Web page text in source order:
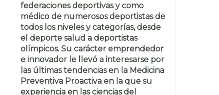
federaciones deportivas y como
médico de numerosos deportistas de
todos los niveles y categorías, desde
el deporte salud a deportistas
olímpicos. Su carácter emprendedor
e innovador le llevó a interesarse por
las últimas tendencias en la Medicina
Preventiva Proactiva en la que su
experiencia en las ciencias del